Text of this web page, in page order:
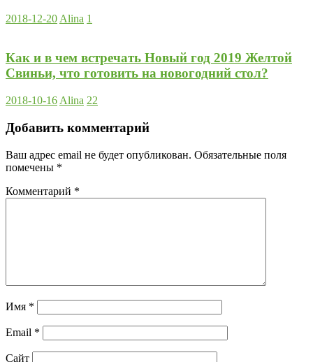
2018-12-20 Alina 1
Как и в чем встречать Новый год 2019 Желтой
Свиньи, что готовить на новогодний стол?
2018-10-16 Alina 22
Добавить комментарий
Ваш адрес email не будет опубликован. Обязательные поля
помечены *
Комментарий *
Имя *
Email *
Сайт